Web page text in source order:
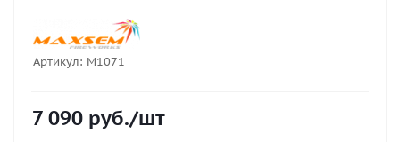
Артикул: M1071
7 090 руб./шт